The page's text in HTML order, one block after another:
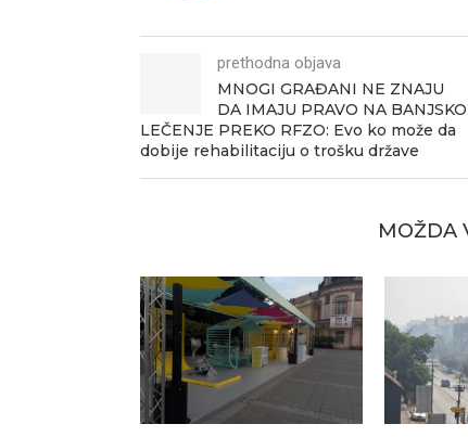
prethodna objava
MNOGI GRAĐANI NE ZNAJU
DA IMAJU PRAVO NA BANJSKO
LEČENJE PREKO RFZO: Evo ko može da
dobije rehabilitaciju o trošku države
MOŽDA